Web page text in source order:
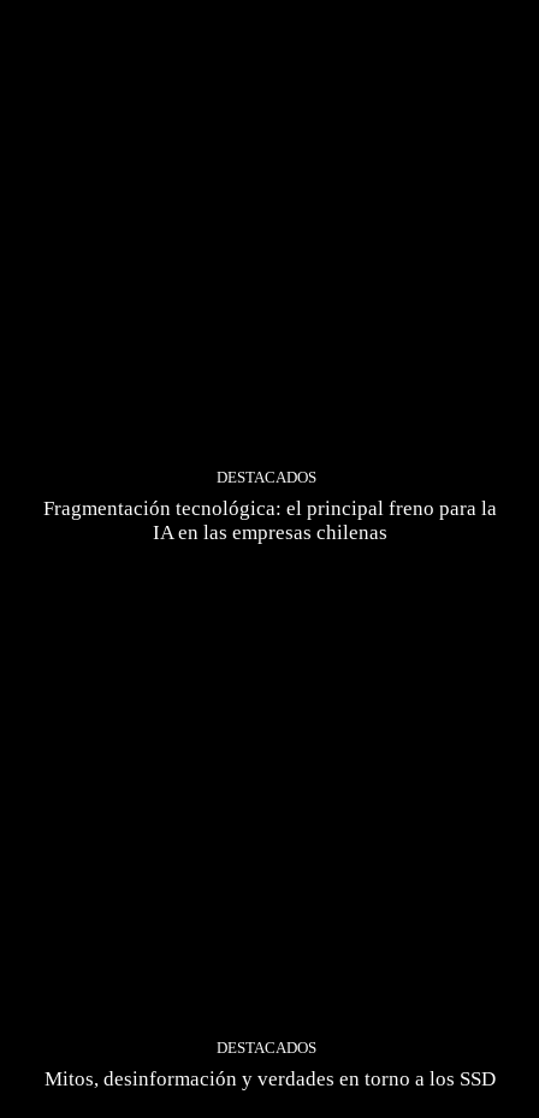
DESTACADOS
Fragmentación tecnológica: el principal freno para la
IA en las empresas chilenas
DESTACADOS
Mitos, desinformación y verdades en torno a los SSD